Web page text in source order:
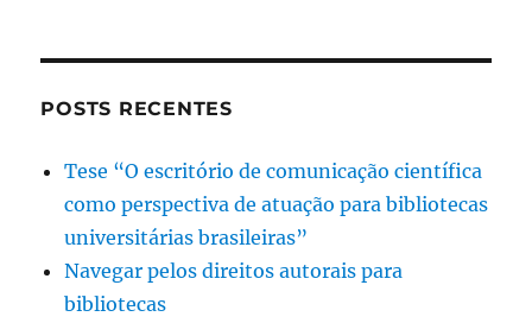
POSTS RECENTES
Tese “O escritório de comunicação científica
como perspectiva de atuação para bibliotecas
universitárias brasileiras”
Navegar pelos direitos autorais para
bibliotecas